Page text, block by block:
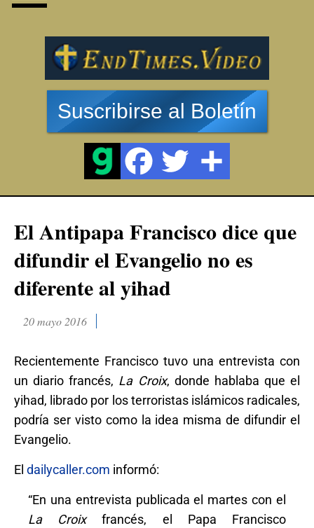
Suscribirse al Boletín
El Antipapa Francisco dice que
difundir el Evangelio no es
diferente al yihad
20 mayo 2016
Recientemente Francisco tuvo una entrevista con
un diario francés, La Croix, donde hablaba que el
yihad, librado por los terroristas islámicos radicales,
podría ser visto como la idea misma de difundir el
Evangelio.
El dailycaller.com informó:
“En una entrevista publicada el martes con el
La Croixfrancés, el Papa Francisco